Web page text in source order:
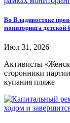
Во Владивостоке
мониторинга детской
Июл 31, 2026
Активисты
сторонники
купания пляже